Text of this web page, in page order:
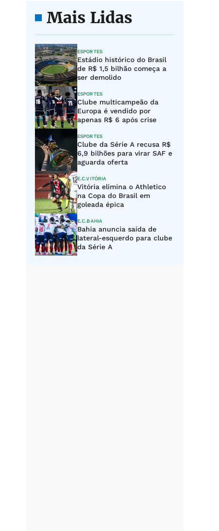
Mais Lidas
ESPORTES
Estádio histórico do Brasil
de R$ 1,5 bilhão começa a
ser demolido
ESPORTES
Clube multicampeão da
Europa é vendido por
apenas R$ 6 após crise
ESPORTES
Clube da Série A recusa R$
6,9 bilhões para virar SAF e
aguarda oferta
E.C.VITÓRIA
Vitória elimina o Athletico
na Copa do Brasil em
goleada épica
E.C.BAHIA
Bahia anuncia saída de
lateral-esquerdo para clube
da Série A